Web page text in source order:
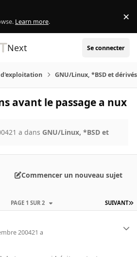
Learn more. ×
Next Se connecter
d'exploitation GNU/Linux, *BSD et
avant le passage a nux
21 a dans GNU/Linux, *BSD et
Commencer un nouveau sujet
SUIVANT
PAGE 1 SUR 2
200421 a